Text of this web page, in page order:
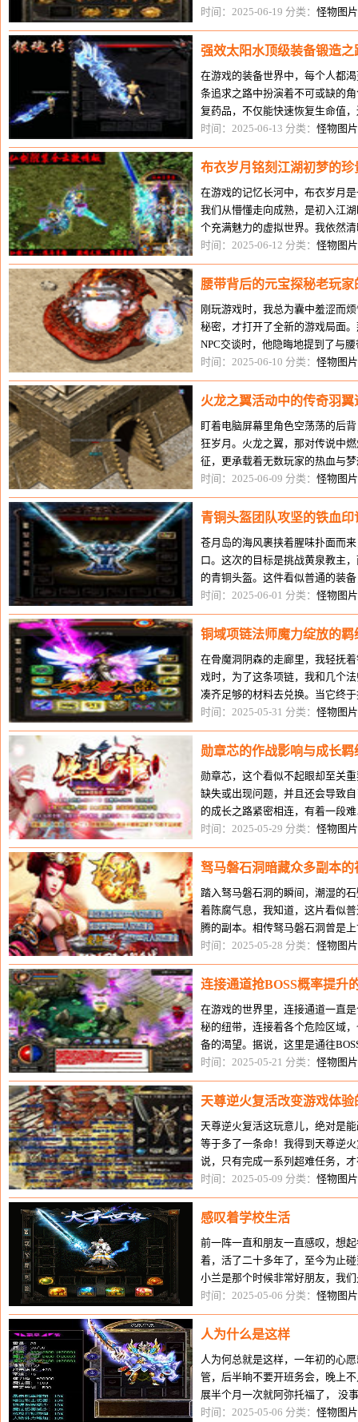
说关键时刻能派上用场。起初我
时间：2025-06-19 分类： 怪物图片
强效太阳水顶级装备锻造之
在游戏的装备世界中，每个人都
条追求之路中扮演着不可或缺的
复药品，不仅能快速恢复生命值
系。最初，我只把强效太阳水当作
时间：2025-06-13 分类： 怪物图片
布衣岁月铭刻江湖初梦的珍
在游戏的记忆长河中，布衣岁月
我们从懵懂走向成熟，是初入江
个充满魅力的虚拟世界。我依然
布衣的我站在新手村的广场上，看
时间：2025-06-12 分类： 怪物图片
腰带背后的元宝探秘老玩
刚玩游戏时，我总为囊中羞涩而
秘密，才打开了全新的游戏局面
NPC交谈时，他隐晦地提到了与
开始在各个游戏地图中寻找任务线
时间：2025-06-10 分类： 怪物图片
火龙之翼活动中的传奇羽翼
盯着电脑屏幕里角色空荡荡的后
狂岁月。火龙之翼，那对传说中
征，更承载着无数玩家的热血与
活动中藏着火龙之翼的线索。消息
时间：2025-06-09 分类： 怪物图片
青铜头盔团队攻坚的铁血印
苍月岛的海风裹挟着腥味扑面而
口。这次的目标是挑战黄泉教主
的青铜头盔。这件看似普通的装
穴后，密密麻麻的骷髅怪蜂拥而至
时间：2025-06-01 分类： 怪物图片
铜域项链法师魔力绽放的羁
在骨魔洞阴森的走廊里，我轻抚
戏时，为了这条项链，我和几个
凑齐足够的材料去兑换。当它终
条项链的锻造工艺极为复杂，需要
时间：2025-05-31 分类： 怪物图片
勋章芯的作战影响与成长羁
勋章芯，这个看似不起眼却至关
缺失或出现问题，并且还会导致
的成长之路紧密相连，有着一段
芯，是在完成一项高难度任务后。
时间：2025-05-29 分类： 怪物图片
驽马磐石洞暗藏众多副本的
踏入驽马磐石洞的瞬间，潮湿的
着陈腐气息，我知道，这片看似
腾的副本。相传驽马磐石洞曾是
时间推移，隐士离去，洞穴被黑暗
时间：2025-05-28 分类： 怪物图片
连接通道抢BOSS概率提升
在游戏的世界里，连接通道一直
秘的纽带，连接着各个危险区域
备的渴望。据说，这里是通往
道，就能大大提高抢到BOSS的概
时间：2025-05-21 分类： 怪物图片
天尊逆火复活改变游戏体验
天尊逆火复活这玩意儿，绝对是
等于多了一条命！我得到天尊逆
说，只有完成一系列超难任务，
各大地图，挑战了无数强大的怪
时间：2025-05-09 分类： 怪物图片
感叹着学校生活
前一阵一直和朋友一直感叹，想
着，活了二十多年了，至今为止
小兰是那个时候非常好朋友，我
共同进退，而好景不长，因为随
时间：2025-05-06 分类： 怪物图片
人为什么是这样
人为何总就是这样，一年初的心
管，后半晌不要开班务会，晚上
展半个月一次就阿弥托福了， 没
于只有这么还能偷着出去买点零
时间：2025-05-06 分类： 怪物图片